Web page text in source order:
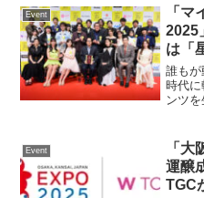
のイ
れた
Event
「
2025
は「
松本
しろ
誰もが
時代
ンツ
開催
クリ
Event
「
運醸
TGC